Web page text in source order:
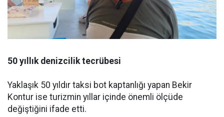
50 yıllık denizcilik tecrübesi
Yaklaşık 50 yıldır taksi bot kaptanlığı yapan Bekir
Kontur ise turizmin yıllar içinde önemli ölçüde
değiştiğini ifade etti.